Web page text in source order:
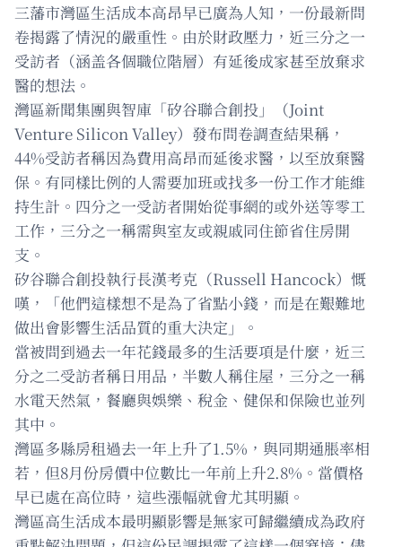
三藩市灣區生活成本高昂早已廣為人知，一份最新問
卷揭露了情況的嚴重性。由於財政壓力，近三分之一
受訪者（涵盖各個職位階層）有延後成家甚至放棄求
醫的想法。
灣區新聞集團與智庫「矽谷聯合創投」（Joint
Venture Silicon Valley）發布問卷調查結果稱，
44%受訪者稱因為費用高昂而延後求醫，以至放棄醫
保。有同樣比例的人需要加班或找多一份工作才能維
持生計。四分之一受訪者開始從事網的或外送等零工
工作，三分之一稱需與室友或親戚同住節省住房開
支。
矽谷聯合創投執行長漢考克（Russell Hancock）慨
嘆，「他們這樣想不是為了省點小錢，而是在艱難地
做出會影響生活品質的重大決定」。
當被問到過去一年花錢最多的生活要項是什麼，近三
分之二受訪者稱日用品，半數人稱住屋，三分之一稱
水電天然氣，餐廳與娛樂、稅金、健保和保險也並列
其中。
灣區多縣房租過去一年上升了1.5%，與同期通脹率相
若，但8月份房價中位數比一年前上升2.8%。當價格
早已處在高位時，這些漲幅就會尤其明顯。
灣區高生活成本最明顯影響是無家可歸繼續成為政府